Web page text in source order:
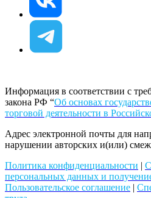
Информация в соответствии с
закона РФ “Об основах
торговой деятельности в
Адрес электронной почты для
нарушении авторских и(или)
Политика конфиденциальности |
персональных данных и
Пользовательское соглашение |